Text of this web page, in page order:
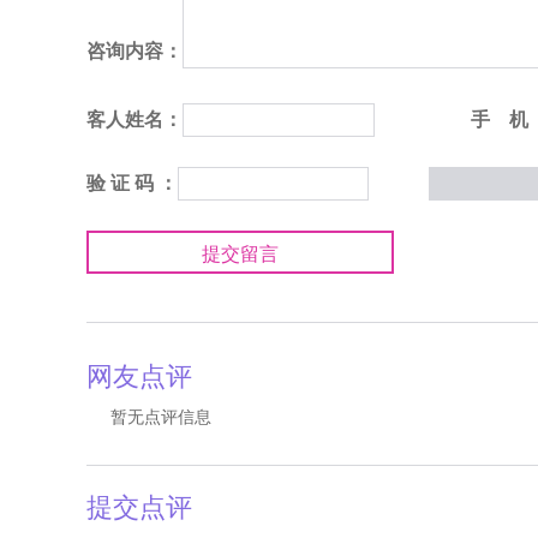
咨询内容：
客人姓名： 手 机
验 证 码 ：
提交留言
网友点评
暂无点评信息
提交点评